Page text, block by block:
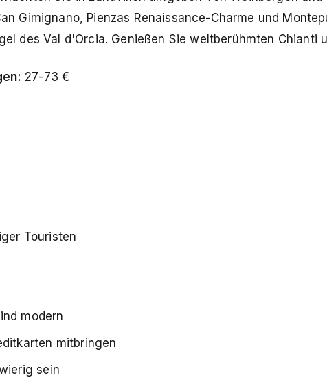
Gimignano, Pienzas Renaissance-Charme und
des Val d'Orcia. Genießen Sie weltberühmten Chianti
27-73 €
Touristen
modern
mitbringen
sein